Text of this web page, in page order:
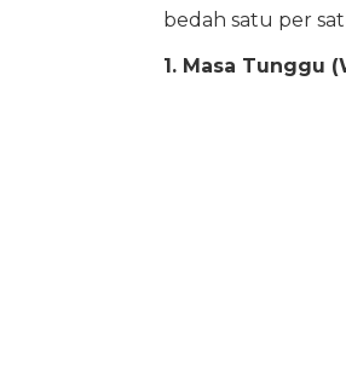
bedah satu per
1. Masa Tunggu